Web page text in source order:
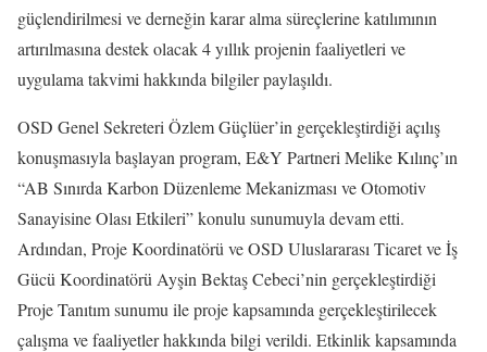
güçlendirilmesi ve derneğin karar alma süreçlerine katılımının
artırılmasına destek olacak 4 yıllık projenin faaliyetleri ve
uygulama takvimi hakkında bilgiler paylaşıldı.
OSD Genel Sekreteri Özlem Güçlüer’in gerçekleştirdiği açılış
konuşmasıyla başlayan program, E&Y Partneri Melike Kılınç’ın
“AB Sınırda Karbon Düzenleme Mekanizması ve Otomotiv
Sanayisine Olası Etkileri” konulu sunumuyla devam etti.
Ardından, Proje Koordinatörü ve OSD Uluslararası Ticaret ve İş
Gücü Koordinatörü Ayşin Bektaş Cebeci’nin gerçekleştirdiği
Proje Tanıtım sunumu ile proje kapsamında gerçekleştirilecek
çalışma ve faaliyetler hakkında bilgi verildi. Etkinlik kapsamında